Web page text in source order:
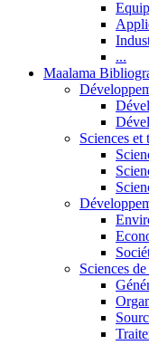
...
Maalama
Sciences et
Sciences